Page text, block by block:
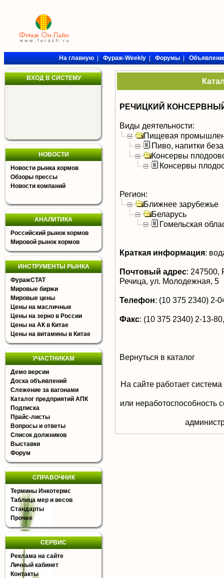
На главную|Фураж-Weekly|Форумы|
ВХОД В СИСТЕМУ
НОВОСТИ
Новости рынка кормов
Обзоры прессы
Новости компаний
АНАЛИТИКА
Российский рынок кормов
Мировой рынок кормов
ИНСТРУМЕНТЫ РЫНКА
ФуражСТАТ
Мировые биржи
Мировые цены
Цены на масличные
Цены на зерно в России
Цены на АК в Китае
Цены на витамины в Китае
УЧАСТНИКАМ
Демо версии
Доска объявлений
Слежение за вагонами
Каталог предприятий АПК
Подписка
Прайс-листы
Вопросы и ответы
Список должников
Выставки
Форум
СПРАВОЧНИК
Термины Инкотермс
Таблица мер и весов
Стандарты
Прочее
СЕРВИС
Реклама на сайте
Личный кабинет
Контакты
РЕЧИЦКИЙ
Виды деятельности:
Пищевая
Пиво, напитки
Консервы
Консервы
Регион:
Ближнее зарубежье
Беларусь
Гомельская
Краткая информация:
Почтовый адрес: 247500,
Речица, ул. Молодежная, 5
Телефон: (10 375 2340) 2-
Факс: (10 375 2340) 2-13-
Вернуться в каталог
На сайте работает
или неработоспособность